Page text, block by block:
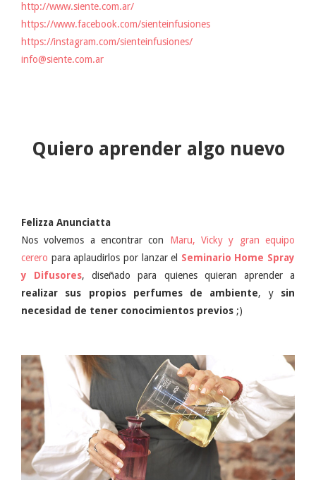
http://www.siente.com.ar/
https://www.facebook.com/sienteinfusiones
https://instagram.com/sienteinfusiones/
info@siente.com.ar
Quiero aprender algo nuevo
Felizza Anunciatta
Nos volvemos a encontrar con Maru, Vicky y gran equipo
cerero para aplaudirlos por lanzar el Seminario Home Spray
y Difusores, diseñado para quienes quieran aprender a
realizar sus propios perfumes de ambiente, y sin
necesidad de tener conocimientos previos ;)